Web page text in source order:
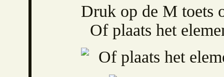
Druk op de M toets
Of plaats het